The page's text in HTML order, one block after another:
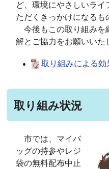
ど、環境にやさしいラ
ただくきっかけになるも
今後もこの取り組みを
解とご協力をお願いいた
取り組みによる
取り組み状況
市では、マイバ
ッグの持参やレジ
袋の無料配布中止